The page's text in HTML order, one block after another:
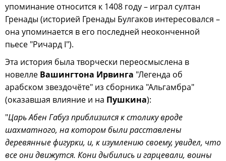
упоминание относится к 1408 году – играл султан
Гренады (историей Гренады Булгаков интересовался –
она упоминается в его последней неоконченной
пьесе "Ричард I").
Эта история была творчески переосмыслена в
новелле Вашингтона Ирвинга "Легенда об
арабском звездочёте" из сборника "Альгамбра"
(оказавшая влияние и на Пушкина):
"Царь Абен Габуз приблизился к столику вроде
шахматного, на котором были расставлены
деревянные фигурки, и, к изумлению своему, увидел, что
все они движутся. Кони дыбились и гарцевали, воины